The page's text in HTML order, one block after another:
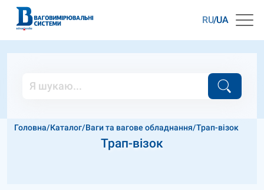
RU UA
Головна/Каталог/Ваги та вагове обладнання/Трап-візок
Трап-візок